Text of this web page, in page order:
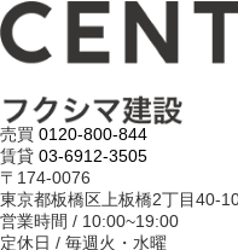
売買 0120-800-844
賃貸 03-6912-3505
〒174-0076
東京都板橋区上板橋2丁目40-
営業時間 / 10:00~19:00
定休日 / 毎週火・水曜